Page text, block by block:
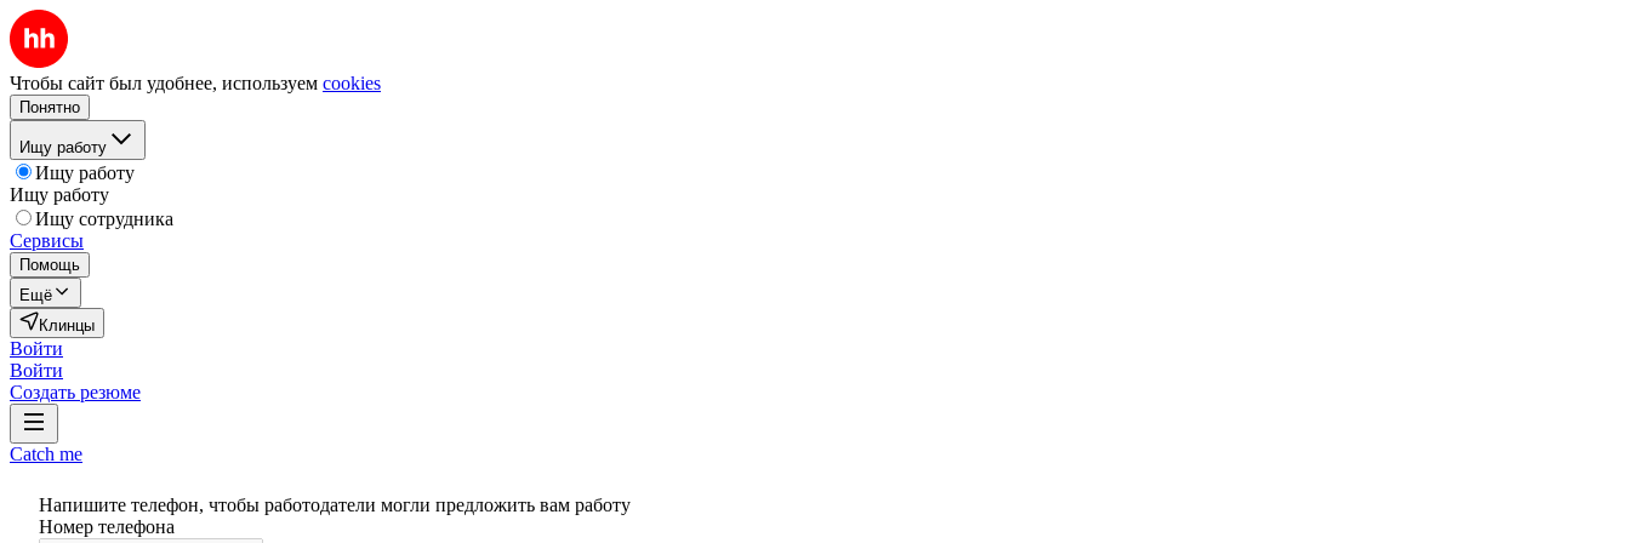
Чтобы сайт был удобнее, используем cookies
Понятно
Ищу работу
Ищу работу
Ищу работу
Ищу сотрудника
Сервисы
Помощь
Ещё
Клинцы
Войти
Войти
Создать резюме
Catch me
Напишите телефон, чтобы работодатели могли предложить вам работу
Номер телефона